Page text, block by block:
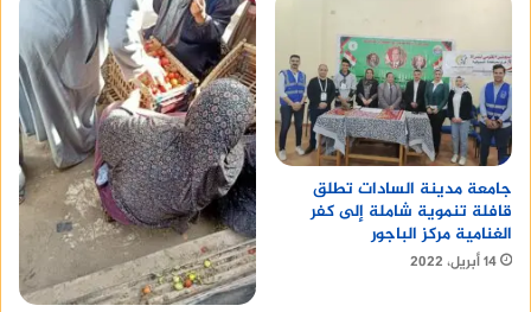
جامعة مدينة السادات تطلق
قافلة تنموية شاملة إلى كفر
الغنامية مركز الباجور
14 أبريل، 2022